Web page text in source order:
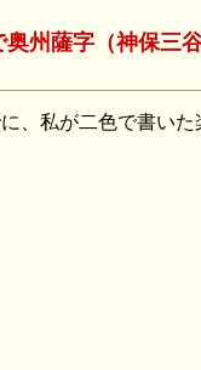
州薩字（神保三
、私が二色で書いた